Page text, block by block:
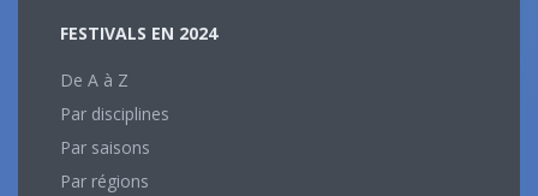
FESTIVALS EN 2024
De A à Z
Par disciplines
Par saisons
Par régions